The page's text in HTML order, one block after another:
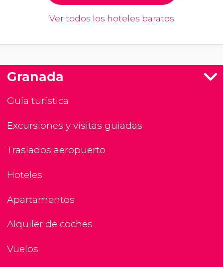
Ver todos los hoteles baratos
Granada
Guía turística
Excursiones y visitas guiadas
Traslados aeropuerto
Hoteles
Apartamentos
Alquiler de coches
Vuelos